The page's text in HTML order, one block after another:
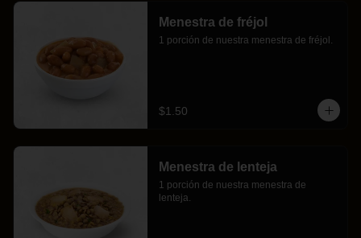
Menestra de fréjol
1 porción de nuestra menestra de fréjol.
$1.50
Menestra de lenteja
1 porción de nuestra menestra de
lenteja.